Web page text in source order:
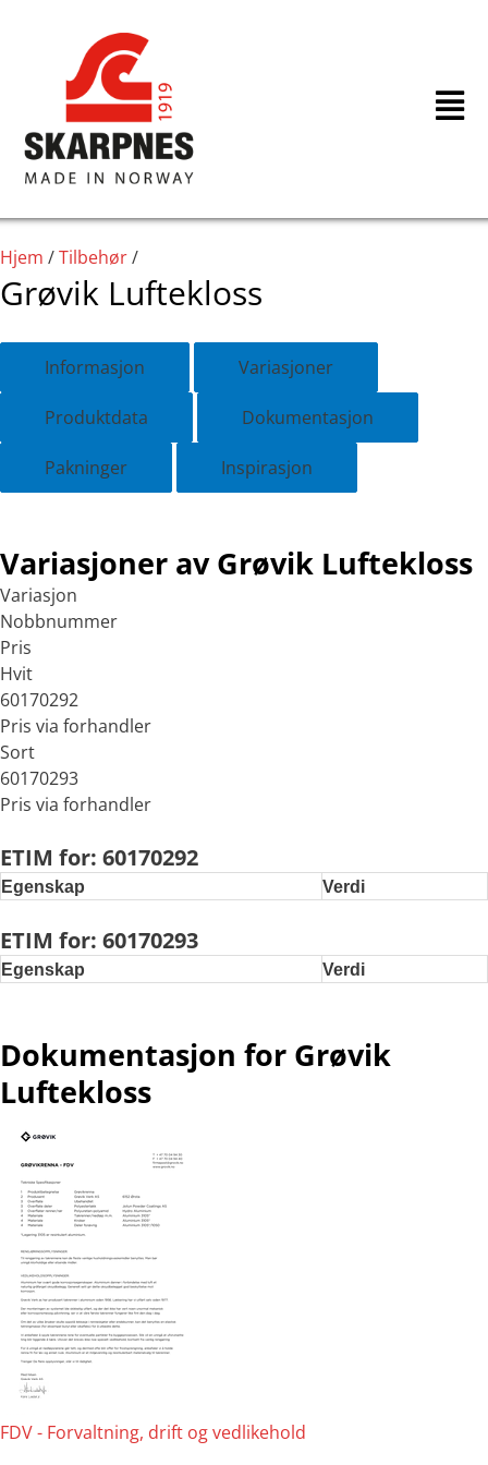
innholdet
Hjem /Tilbehør/
Grøvik Luftekloss
Informasjon
Variasjoner
Produktdata
Dokumentasjon
Pakninger
Inspirasjon
Variasjoner av Grøvik Luftekloss
Variasjon
Nobbnummer
Pris
Hvit
60170292
Pris via forhandler
Sort
60170293
Pris via forhandler
ETIM for: 60170292
Egenskap Verdi
ETIM for: 60170293
Egenskap Verdi
Dokumentasjon for Grøvik
Luftekloss
FDV - Forvaltning, drift og vedlikehold